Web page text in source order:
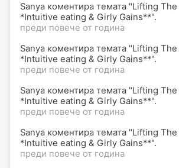
Sanya коментира темата "Lifting
*Intuitive eating & Girly Gains**".
преди повече от година
Sanya коментира темата "Lifting
*Intuitive eating & Girly Gains**".
преди повече от година
Sanya коментира темата "Lifting
*Intuitive eating & Girly Gains**".
преди повече от година
Sanya коментира темата "Lifting
*Intuitive eating & Girly Gains**".
преди повече от година